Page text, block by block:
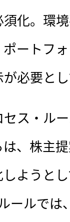
化。環
ートフ
必要と
ス・ル
、株主
ようと
ールでは